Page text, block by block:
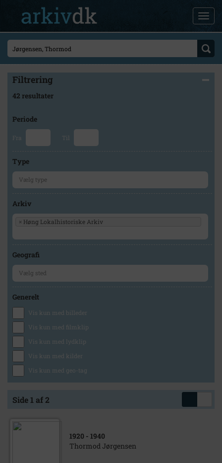
Filtrering
42 resultater
Periode
Fra Til
Type
Arkiv
× Høng Lokalhistoriske Arkiv
Geografi
Generelt
Vis kun med billeder
Vis kun med filmklip
Vis kun med lydklip
Vis kun med kilder
Vis kun med geo-tag
Side 1 af 2
1920 - 1940
Thormod Jørgensen